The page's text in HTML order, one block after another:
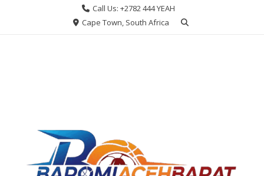
Call Us: +2782 444 YEAH
Cape Town, South Africa